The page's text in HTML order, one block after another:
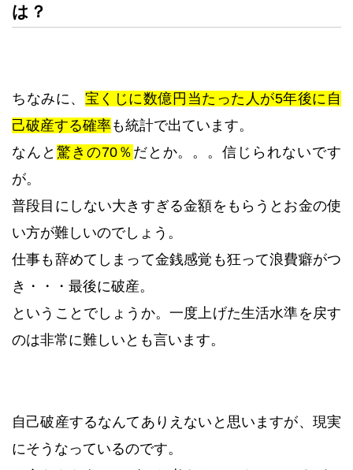
は？
ちなみに、 宝くじに数億円当たった人が5年後に自
己破産する確率も統計で出ています。
なんと 驚きの70％ だとか。。。信じられないです
が。
普段目にしない大きすぎる金額をもらうとお金の使
い方が難しいのでしょう。
仕事も辞めてしまって金銭感覚も狂って浪費癖がつ
き・・・最後に破産。
ということでしょうか。一度上げた生活水準を戻す
のは非常に難しいとも言います。
自己破産するなんてありえないと思いますが、現実
にそうなっているのです。